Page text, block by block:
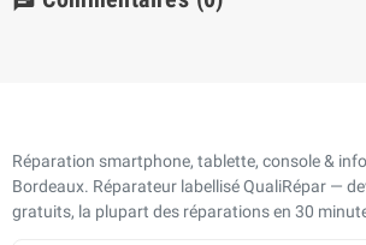
Réparation smartphone, tablette, console &
Bordeaux. Réparateur labellisé QualiRépar —
gratuits, la plupart des réparations en 30